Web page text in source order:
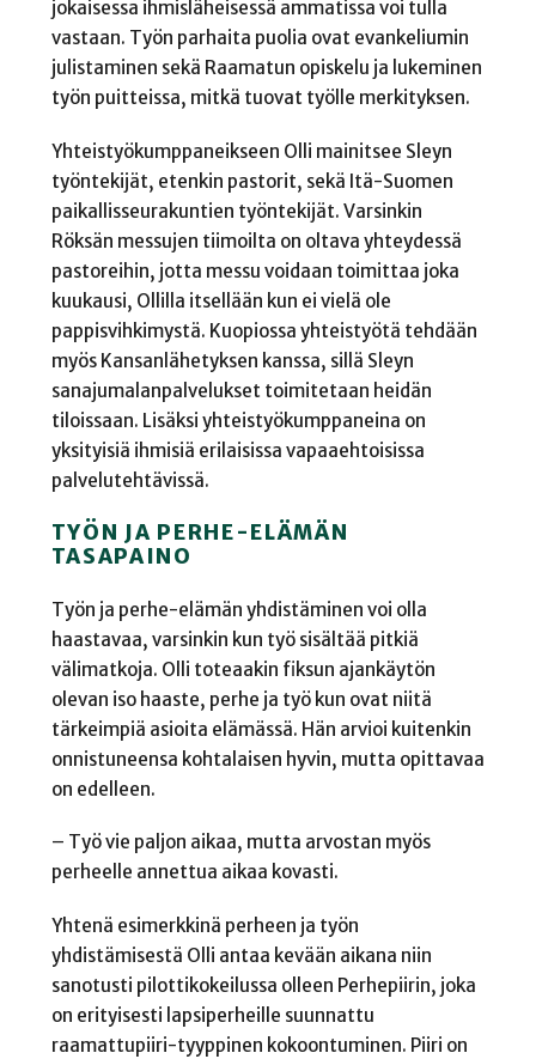
jokaisessa ihmisläheisessä ammatissa voi tulla
vastaan. Työn parhaita puolia ovat evankeliumin
julistaminen sekä Raamatun opiskelu ja lukeminen
työn puitteissa, mitkä tuovat työlle merkityksen.
Yhteistyökumppaneikseen Olli mainitsee Sleyn
työntekijät, etenkin pastorit, sekä Itä-Suomen
paikallisseurakuntien työntekijät. Varsinkin
Röksän messujen tiimoilta on oltava yhteydessä
pastoreihin, jotta messu voidaan toimittaa joka
kuukausi, Ollilla itsellään kun ei vielä ole
pappisvihkimystä. Kuopiossa yhteistyötä tehdään
myös Kansanlähetyksen kanssa, sillä Sleyn
sanajumalanpalvelukset toimitetaan heidän
tiloissaan. Lisäksi yhteistyökumppaneina on
yksityisiä ihmisiä erilaisissa vapaaehtoisissa
palvelutehtävissä.
TYÖN JA PERHE-ELÄMÄN
TASAPAINO
Työn ja perhe-elämän yhdistäminen voi olla
haastavaa, varsinkin kun työ sisältää pitkiä
välimatkoja. Olli toteaakin fiksun ajankäytön
olevan iso haaste, perhe ja työ kun ovat niitä
tärkeimpiä asioita elämässä. Hän arvioi kuitenkin
onnistuneensa kohtalaisen hyvin, mutta opittavaa
on edelleen.
– Työ vie paljon aikaa, mutta arvostan myös
perheelle annettua aikaa kovasti.
Yhtenä esimerkkinä perheen ja työn
yhdistämisestä Olli antaa kevään aikana niin
sanotusti pilottikokeilussa olleen Perhepiirin, joka
on erityisesti lapsiperheille suunnattu
raamattupiiri-tyyppinen kokoontuminen. Piiri on